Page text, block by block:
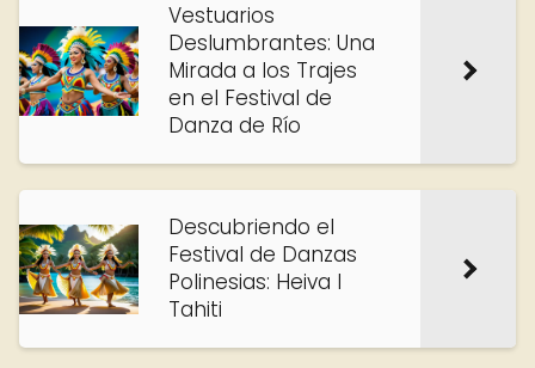
Vestuarios
Deslumbrantes: Una
Mirada a los Trajes
en el Festival de
Danza de Río
Descubriendo el
Festival de Danzas
Polinesias: Heiva I
Tahiti